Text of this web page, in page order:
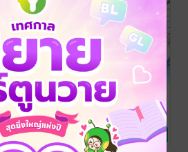
NO
าจารย์โคกุจิ
Takeshita/
NEXT
าร์ตูนรายตอน
No Rating
WATASHI NO
ERO
(KOGUCHI)
SENSEI
อาจารย์โคกุจิ
Kenjiro Takeshita
/
PHOENIX NEXT
การ์ตูนรายตอน
No Rating